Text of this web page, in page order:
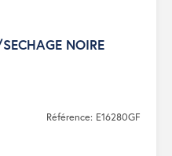
NOIRE
Référence: E16280GF